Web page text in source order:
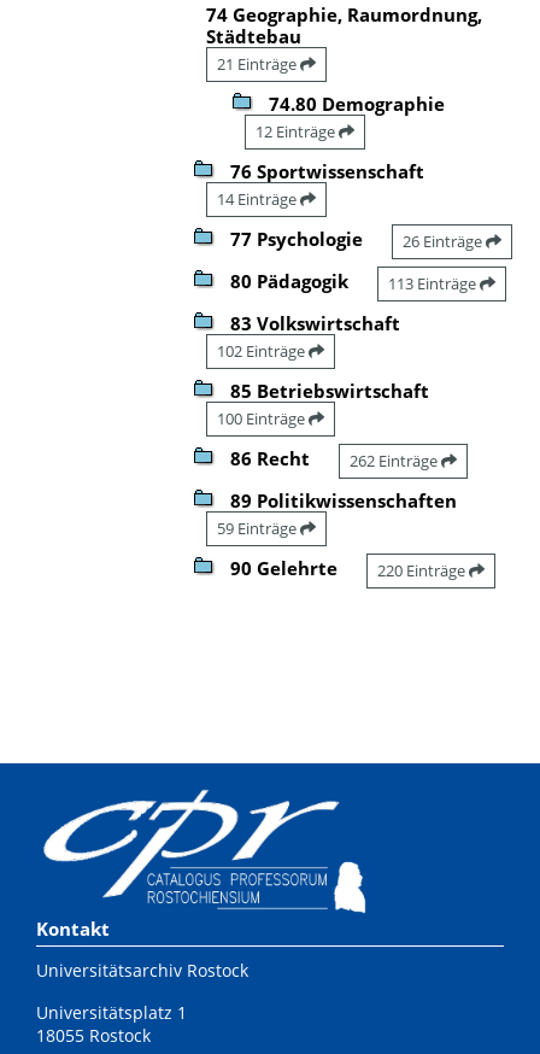
74 Geographie, Raumordnung,
Städtebau
21 Einträge
74.80 Demographie
12 Einträge
76 Sportwissenschaft
14 Einträge
77 Psychologie 26 Einträge
80 Pädagogik 113 Einträge
83 Volkswirtschaft
102 Einträge
85 Betriebswirtschaft
100 Einträge
86 Recht 262 Einträge
89 Politikwissenschaften
59 Einträge
90 Gelehrte 220 Einträge
Kontakt
Universitätsarchiv Rostock
Universitätsplatz 1
18055 Rostock